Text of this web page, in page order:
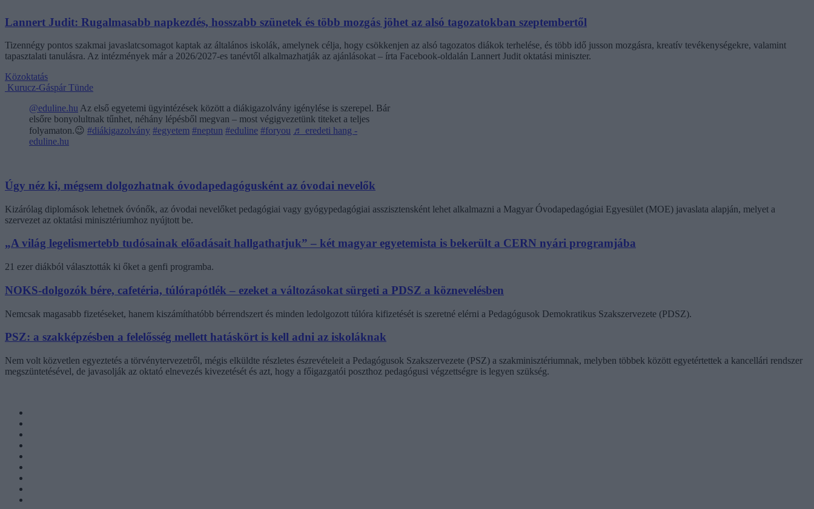
Lannert Judit: Rugalmasabb napkezdés, hosszabb szünetek és több mozgás jöhet az alsó tagozatokban szeptembertől
Tizennégy pontos szakmai javaslatcsomagot kaptak az általános iskolák, amelynek célja, hogy csökkenjen az alsó tagozatos diákok terhelése, és több idő jusson mozgásra, kreatív tevékenységekre, valamint
tapasztalati tanulásra. Az intézmények már a 2026/2027-es tanévtől alkalmazhatják az ajánlásokat – írta Facebook-oldalán Lannert Judit oktatási miniszter.
Közoktatás
Kurucz-Gáspár Tünde
@eduline.hu Az első egyetemi ügyintézések között a diákigazolvány igénylése is szerepel. Bár
elsőre bonyolultnak tűnhet, néhány lépésből megvan – most végigvezetünk titeket a teljes
folyamaton.😉 #diákigazolvány #egyetem #neptun #eduline #foryou ♬ eredeti hang -
eduline.hu
Úgy néz ki, mégsem dolgozhatnak óvodapedagógusként az óvodai nevelők
Kizárólag diplomások lehetnek óvónők, az óvodai nevelőket pedagógiai vagy gyógypedagógiai asszisztensként lehet alkalmazni a Magyar Óvodapedagógiai Egyesület (MOE) javaslata alapján, melyet a
szervezet az oktatási minisztériumhoz nyújtott be.
„A világ legelismertebb tudósainak előadásait hallgathatjuk” – két magyar egyetemista is bekerült a CERN nyári programjába
21 ezer diákból választották ki őket a genfi programba.
NOKS-dolgozók bére, cafetéria, túlórapótlék – ezeket a változásokat sürgeti a PDSZ a köznevelésben
Nemcsak magasabb fizetéseket, hanem kiszámíthatóbb bérrendszert és minden ledolgozott túlóra kifizetését is szeretné elérni a Pedagógusok Demokratikus Szakszervezete (PDSZ).
PSZ: a szakképzésben a felelősség mellett hatáskört is kell adni az iskoláknak
Nem volt közvetlen egyeztetés a törvénytervezetről, mégis elküldte részletes észrevételeit a Pedagógusok Szakszervezete (PSZ) a szakminisztériumnak, melyben többek között egyetértettek a kancellári rendszer
megszüntetésével, de javasolják az oktató elnevezés kivezetését és azt, hogy a főigazgatói poszthoz pedagógusi végzettségre is legyen szükség.